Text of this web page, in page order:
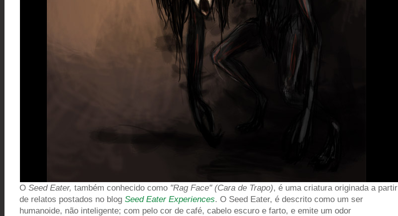
O Seed Eater, também conhecido como "Rag Face" (Cara de Trapo), é uma criatura originada a partir
de relatos postados no blog Seed Eater Experiences. O Seed Eater, é descrito como um ser
humanoide, não inteligente; com pelo cor de café, cabelo escuro e farto, e emite um odor